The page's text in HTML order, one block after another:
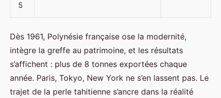
5
Dès 1961, Polynésie française ose la modernité,
intègre la greffe au patrimoine, et les résultats
s’affichent : plus de 8 tonnes exportées chaque
année. Paris, Tokyo, New York ne s’en lassent pas. Le
trajet de la perle tahitienne s’ancre dans la réalité